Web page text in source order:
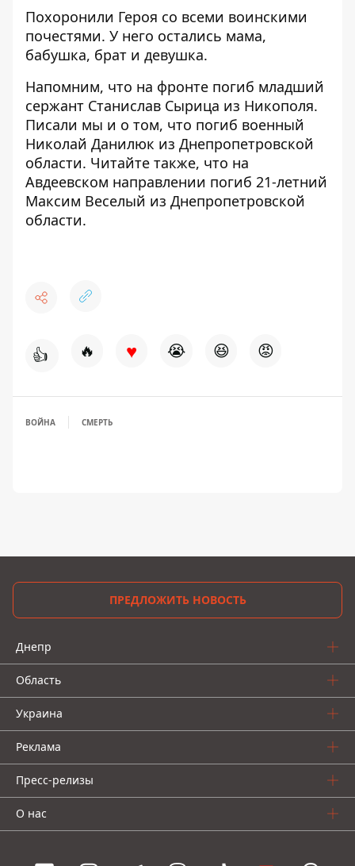
Похоронили Героя со всеми воинскими
почестями. У него остались мама,
бабушка, брат и девушка.
Напомним, что на фронте погиб младший
сержант Станислав Сырица из Никополя.
Писали мы и о том, что погиб военный
Николай Данилюк из Днепропетровской
области. Читайте также, что на
Авдеевском направлении погиб 21-летний
Максим Веселый из Днепропетровской
области.
👍 🔥 ♥ 😭 😆 😡
ВОЙНА СМЕРТЬ
ПРЕДЛОЖИТЬ НОВОСТЬ
Днепр
Область
Украина
Реклама
Пресс-релизы
О нас